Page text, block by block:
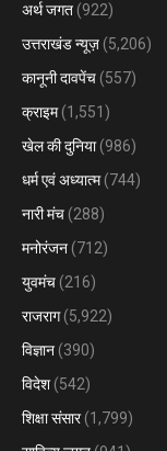
अर्थ जगत (922)
उत्तराखंड न्यूज़ (5,206)
कानूनी दावपेंच (557)
क्राइम(1,551)
खेल की दुनिया(986)
धर्म एवं अध्यात्म(744)
नारी मंच (288)
मनोरंजन (712)
युवमंच (216)
राजराग(5,922)
विज्ञान (390)
विदेश (542)
शिक्षा संसार(1,799)